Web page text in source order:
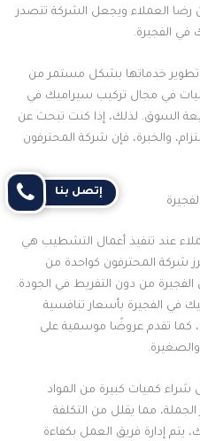
رضا العملاء ويجعل الشركة تتصدر
في الفجيرة.
تطوير خدماتها بشكل مستمر من
في مجال تركيب سيراميك في
السوق. لذلك، إذا كنت تبحث عن
والخبرة، فإن شركة المحترفون
عند تنفيذ أعمال التشطيب هي
شركة المحترفون كواحدة من
من دون التفريط في الجودة.
في الفجيرة بأسعار تنافسية
كما تقدم عروضًا موسمية على
شراء كميات كبيرة من المواد
مما يقلل من التكلفة
يتم إدارة فريق العمل بكفاءة
إتصل بنا